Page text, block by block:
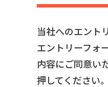
当社へのエント
エントリーフォ
内容にご同意い
押してください。